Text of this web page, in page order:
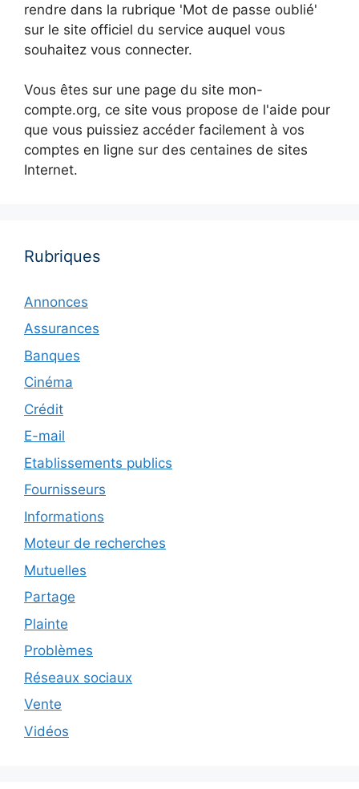
rendre dans la rubrique 'Mot de passe oublié'
sur le site officiel du service auquel vous
souhaitez vous connecter.
Vous êtes sur une page du site mon-
compte.org, ce site vous propose de l'aide pour
que vous puissiez accéder facilement à vos
comptes en ligne sur des centaines de sites
Internet.
Rubriques
Annonces
Assurances
Banques
Cinéma
Crédit
E-mail
Etablissements publics
Fournisseurs
Informations
Moteur de recherches
Mutuelles
Partage
Plainte
Problèmes
Réseaux sociaux
Vente
Vidéos